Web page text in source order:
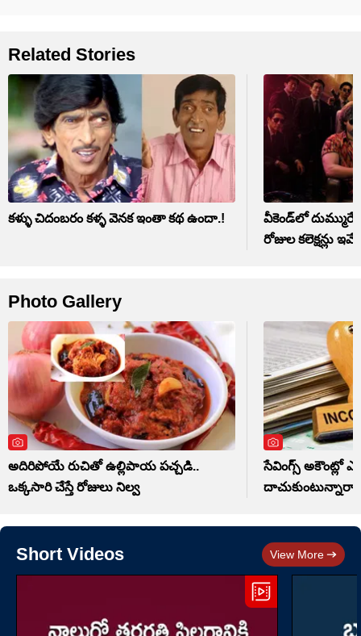
Related Stories
కళ్ళు చిదంబరం కళ్ళ వెనక ఇంతా కథ ఉందా.!
వీకెండ్‌లో
రోజుల కలెక్షన్లు ఇవే
Photo Gallery
అదిరిపోయే రుచితో ఉల్లిపాయ పచ్చడి..
ఒక్కసారి చేస్తే రోజులు నిల్వ
సేవింగ్స్ అకౌంట్లో
Short Videos View More